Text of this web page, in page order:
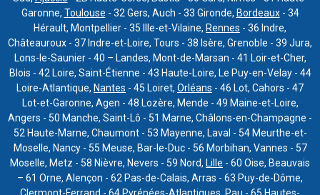
Garonne, Toulouse - 32 Gers, Auch - 33 Gironde, Bordeaux- 34
Hérault, Montpellier - 35 Ille-et-Vilaine, Rennes - 36 Indre,
Châteauroux - 37 Indre-et-Loire, Tours - 38 Isère, Grenoble - 39 Jura,
Lons-le-Saunier - 40 – Landes, Mont-de-Marsan - 41 Loir-et-Cher,
Blois - 42 Loire, Saint-Étienne - 43 Haute-Loire, Le Puy-en-Velay - 44
Loire-Atlantique, Nantes - 45 Loiret, Orléans - 46 Lot, Cahors - 47
Lot-et-Garonne, Agen - 48 Lozère, Mende - 49 Maine-et-Loire,
Angers - 50 Manche, Saint-Lô - 51 Marne, Châlons-en-Champagne -
52 Haute-Marne, Chaumont - 53 Mayenne, Laval - 54 Meurthe-et-
Moselle, Nancy - 55 Meuse, Bar-le-Duc - 56 Morbihan, Vannes - 57
Moselle, Metz - 58 Nièvre, Nevers - 59 Nord, Lille - 60 Oise, Beauvais
– 61 Orne, Alençon - 62 Pas-de-Calais, Arras - 63 Puy-de-Dôme,
Clermont-Ferrand - 64 Pyrénées-Atlantiques, Pau - 65 Hautes-